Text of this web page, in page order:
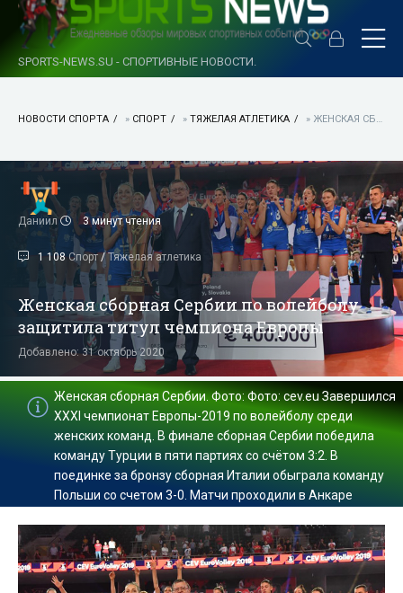
SPORTS-NEWS.SU - СПОРТИВНЫЕ НОВОСТИ.
НОВОСТИ СПОРТА » СПОРТ » ТЯЖЕЛАЯ АТЛЕТИКА » ЖЕНСКАЯ СБОРНАЯ СЕРБИИ ПО ВОЛЕЙБОЛУ ЗАЩИТИЛА ТИТУЛ ЧЕМПИОНА ЕВРОПЫ
Даниил 3 минут чтения
1 108 Спорт/Тяжелая атлетика
Женская сборная Сербии по волейболу
защитила титул чемпиона Европы
Добавлено: 31 октябрь 2020
Женская сборная Сербии. Фото: Фото: cev.eu Завершился
XXXI чемпионат Европы-2019 по волейболу среди
женских команд. В финале сборная Сербии победила
команду Турции в пяти партиях со счётом 3:2. В
поединке за бронзу сборная Италии обыграла команду
Польши со счетом 3-0. Матчи проходили в Анкаре